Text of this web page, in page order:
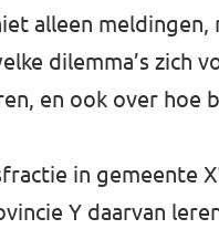
alleen meldingen,
dilemma’s zich
en ook over hoe
in gemeente
Y daarvan